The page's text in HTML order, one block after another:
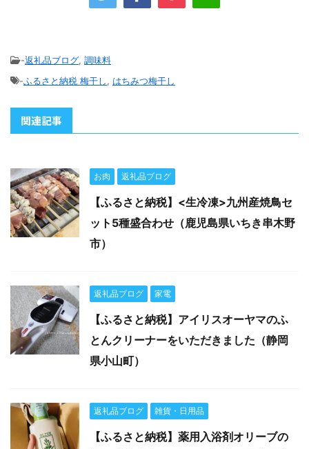
-返礼品ブログ, 調味料
-ふるさと納税 梅干し, はちみつ梅干し
関連記事
お肉 返礼品ブログ
【ふるさと納税】<生冷凍>九州産焼鳥セ
ット5種盛合わせ（鹿児島県いちき串木野
市）
返礼品ブログ 家電
【ふるさと納税】アイリスオーヤマのふ
とんクリーナーをいただきました（静岡
県小山町）
返礼品ブログ 雑貨・日用品
【ふるさと納税】薬用入浴剤オリーブの